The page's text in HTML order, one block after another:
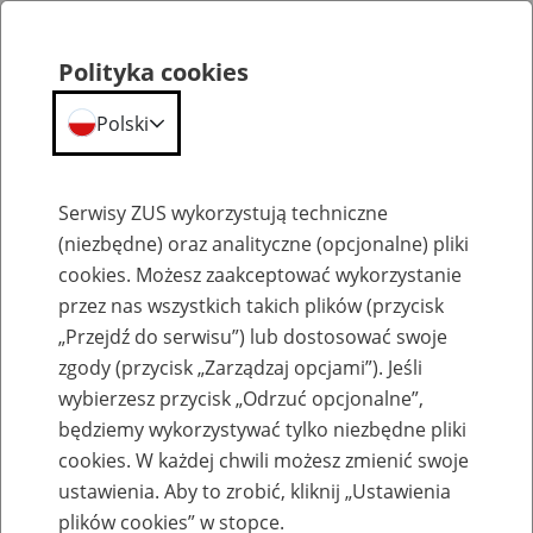
Aktualności
Inne
grudnia
2025
Polityka cookies
Polski
Serwisy ZUS wykorzystują techniczne
(niezbędne) oraz analityczne (opcjonalne) pliki
cookies. Możesz zaakceptować wykorzystanie
przez nas wszystkich takich plików (przycisk
„Przejdź do serwisu”) lub dostosować swoje
zgody (przycisk „Zarządzaj opcjami”). Jeśli
wybierzesz przycisk „Odrzuć opcjonalne”,
będziemy wykorzystywać tylko niezbędne pliki
cookies. W każdej chwili możesz zmienić swoje
ustawienia. Aby to zrobić, kliknij „Ustawienia
plików cookies” w stopce.